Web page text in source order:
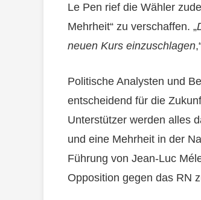
Le Pen rief die Wähler
Mehrheit“ zu verschaffen. „
neuen Kurs einzuschlagen
Politische Analysten und
entscheidend für die
Unterstützer werden alles
und eine Mehrheit in der
Führung von Jean-Luc
Opposition gegen das RN